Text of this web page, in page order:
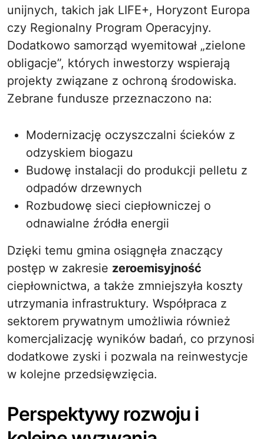
unijnych, takich jak LIFE+, Horyzont Europa
czy Regionalny Program Operacyjny.
Dodatkowo samorząd wyemitował „zielone
obligacje”, których inwestorzy wspierają
projekty związane z ochroną środowiska.
Zebrane fundusze przeznaczono na:
Modernizację oczyszczalni ścieków z
odzyskiem biogazu
Budowę instalacji do produkcji pelletu z
odpadów drzewnych
Rozbudowę sieci ciepłowniczej o
odnawialne źródła energii
Dzięki temu gmina osiągnęła znaczący
postęp w zakresie zeroemisyjność
ciepłownictwa, a także zmniejszyła koszty
utrzymania infrastruktury. Współpraca z
sektorem prywatnym umożliwia również
komercjalizację wyników badań, co przynosi
dodatkowe zyski i pozwala na reinwestycje
w kolejne przedsięwzięcia.
Perspektywy rozwoju i